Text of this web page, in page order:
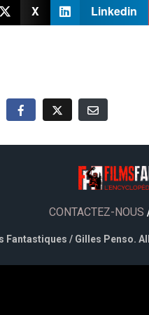
X Linkedin
CONTACTEZ-NOUS
Fantastiques / Gilles Penso.